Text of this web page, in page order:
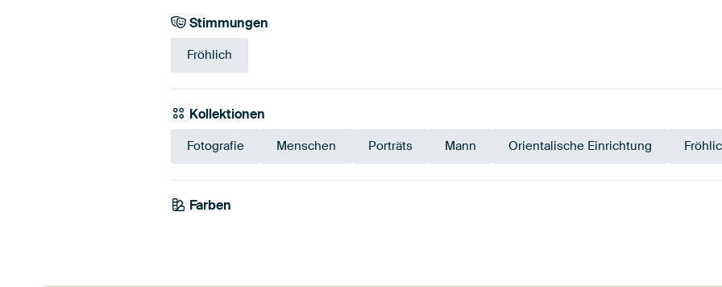
Stimmungen
Fröhlich
Kollektionen
Fotografie Menschen Porträts Mann Orientalische Einrichtung
Farben
Gold